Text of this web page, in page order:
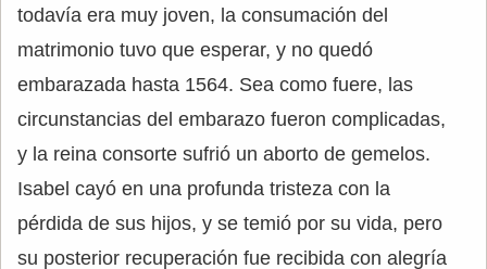
todavía era muy joven, la consumación del
matrimonio tuvo que esperar, y no quedó
embarazada hasta 1564. Sea como fuere, las
circunstancias del embarazo fueron complicadas,
y la reina consorte sufrió un aborto de gemelos.
Isabel cayó en una profunda tristeza con la
pérdida de sus hijos, y se temió por su vida, pero
su posterior recuperación fue recibida con alegría